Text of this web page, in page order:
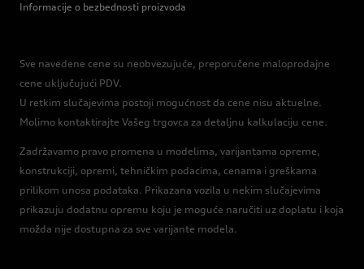
Informacije o bezbednosti proizvoda
Sve navedene cene su neobvezujuće, preporučene maloprodajne
cene uključujući PDV.
U retkim slučajevima postoji mogućnost da cene nisu aktuelne.
Molimo kontaktirajte Vašeg trgovca za detaljnu kalkulaciju cene.
Zadržavamo pravo promena u modelima, varijantama opreme,
konstrukciji, opremi, tehničkim podacima, cenama i greškama
prilikom unosa podataka. Prikazana vozila u nekim slučajevima
prikazuju dodatnu opremu koju je moguće naručiti uz doplatu i koja
možda nije dostupna za sve varijante modela.